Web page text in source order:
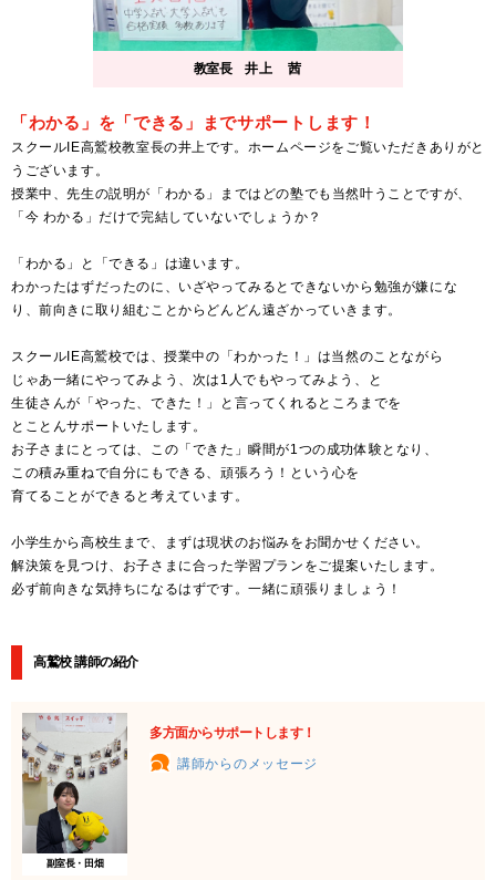
教室長 井上 茜
「わかる」を「できる」までサポートします！
スクールIE高鷲校教室長の井上です。ホームページをご覧いただきありがと
うございます。
授業中、先生の説明が「わかる」まではどの塾でも当然叶うことですが、
「今 わかる」だけで完結していないでしょうか？
「わかる」と「できる」は違います。
わかったはずだったのに、いざやってみるとできないから勉強が嫌にな
り、前向きに取り組むことからどんどん遠ざかっていきます。
スクールIE高鷲校では、授業中の「わかった！」は当然のことながら
じゃあ一緒にやってみよう、次は1人でもやってみよう、と
生徒さんが「やった、できた！」と言ってくれるところまでを
とことんサポートいたします。
お子さまにとっては、この「できた」瞬間が1つの成功体験となり、
この積み重ねで自分にもできる、頑張ろう！という心を
育てることができると考えています。
小学生から高校生まで、まずは現状のお悩みをお聞かせください。
解決策を見つけ、お子さまに合った学習プランをご提案いたします。
必ず前向きな気持ちになるはずです。一緒に頑張りましょう！
高鷲校 講師の紹介
副室長・田畑
多方面からサポートします！
講師からのメッセージ